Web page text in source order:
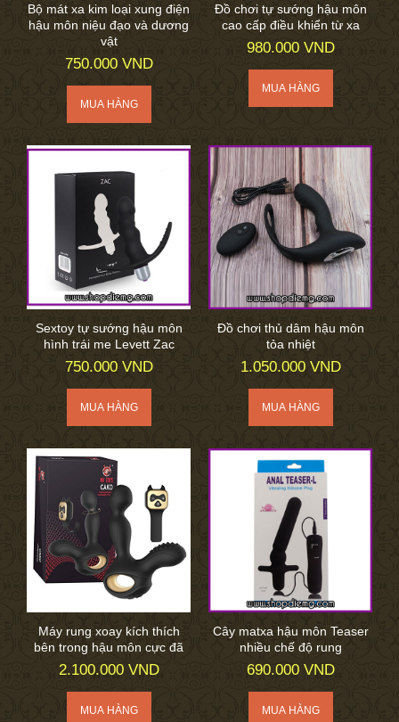
Bộ mát xa kim loại xung điện
hậu môn niệu đạo và dương
vật
750.000 VND
Đồ chơi tự sướng hậu môn
cao cấp điều khiển từ xa
980.000 VND
Sextoy tự sướng hậu môn
hình trái me Levett Zac
750.000 VND
Đồ chơi thủ dâm hậu môn
tỏa nhiệt
1.050.000 VND
Máy rung xoay kích thích
bên trong hậu môn cực đã
2.100.000 VND
Cây matxa hậu môn Teaser
nhiều chế độ rung
690.000 VND